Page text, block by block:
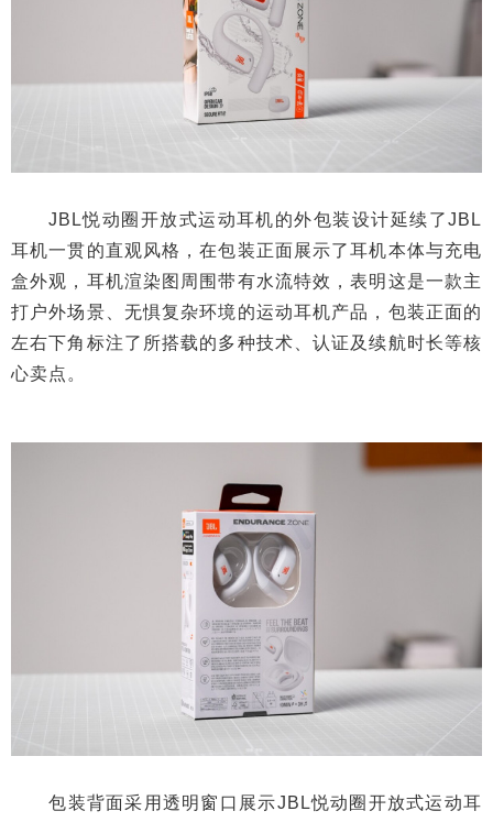
JBL悦动圈开放式运动耳机的外包装设计延续了JBL
耳机一贯的直观风格，在包装正面展示了耳机本体与充电
盒外观，耳机渲染图周围带有水流特效，表明这是一款主
打户外场景、无惧复杂环境的运动耳机产品，包装正面的
左右下角标注了所搭载的多种技术、认证及续航时长等核
心卖点。
包装背面采用透明窗口展示JBL悦动圈开放式运动耳